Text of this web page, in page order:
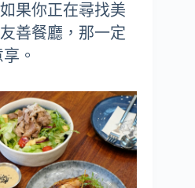
果你正在尋找美
善餐廳，那一定
。